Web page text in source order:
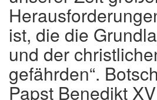
ist, die die
und der
gefährden“.
Papst Benedikt